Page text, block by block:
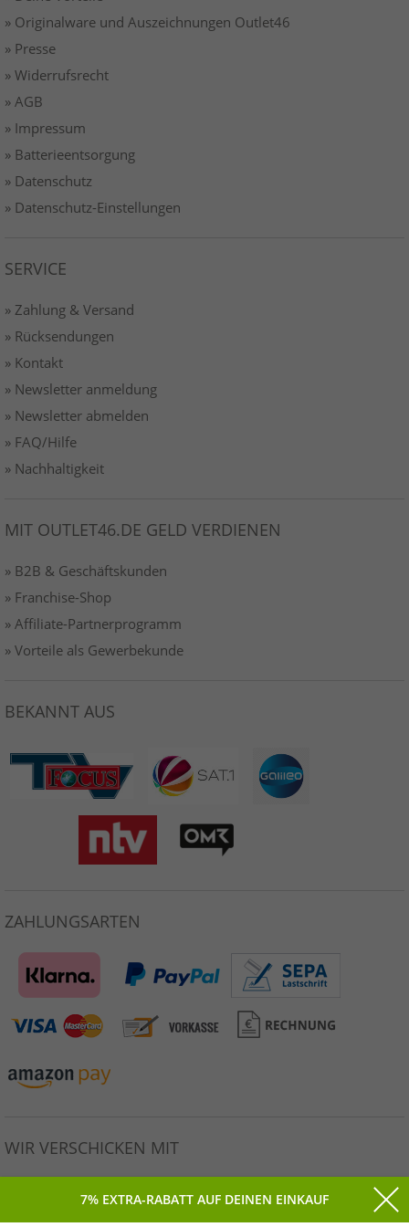
» Originalware und Auszeichnungen Outlet46
» Presse
» Widerrufsrecht
» AGB
» Impressum
» Batterieentsorgung
» Datenschutz
» Datenschutz-Einstellungen
SERVICE
» Zahlung & Versand
» Rücksendungen
» Kontakt
» Newsletter anmeldung
» Newsletter abmelden
» FAQ/Hilfe
» Nachhaltigkeit
MIT OUTLET46.DE GELD VERDIENEN
» B2B & Geschäftskunden
» Franchise-Shop
» Affiliate-Partnerprogramm
» Vorteile als Gewerbekunde
BEKANNT AUS
ZAHLUNGSARTEN
WIR VERSCHICKEN MIT
7% EXTRA-RABATT AUF DEINEN EINKAUF